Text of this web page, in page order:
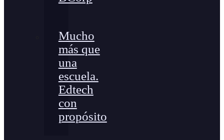
Mucho
más que
una
escuela.
Edtech
con
propósito